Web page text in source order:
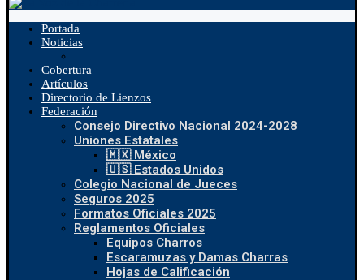
Portada
Noticias
Cobertura
Artículos
Directorio de Lienzos
Federación
Consejo Directivo Nacional 2024-2028
Uniones Estatales
🇲🇽 México
🇺🇸 Estados Unidos
Colegio Nacional de Jueces
Seguros 2025
Formatos Oficiales 2025
Reglamentos Oficiales
Equipos Charros
Escaramuzas y Damas Charras
Hojas de Calificación